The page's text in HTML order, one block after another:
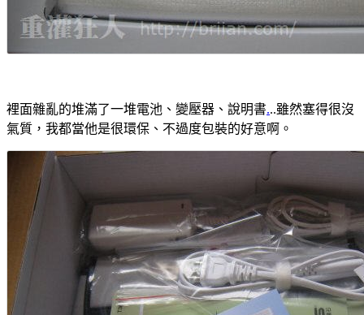
裡面雜亂的堆滿了一堆電池、變壓器、說明書...雖然塞得很沒
氣質，我都當他是很環保、不過度包裝的好意啊。